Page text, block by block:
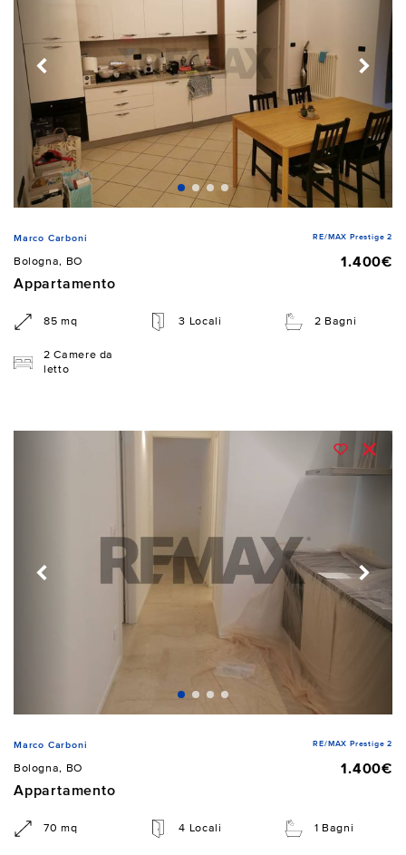
Marco Carboni RE/MAX Prestige 2
Bologna, BO
1.400€
Appartamento
85 mq 3 Locali 2 Bagni
2 Camere da
letto
Marco Carboni RE/MAX Prestige 2
Bologna, BO
1.400€
Appartamento
70 mq 4 Locali 1 Bagni